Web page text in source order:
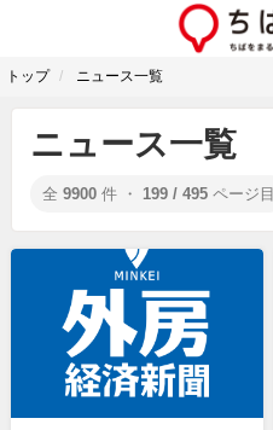
トップ ニュース一覧
ニュース一覧
全 9900 件 ・ 199 / 495 ページ目